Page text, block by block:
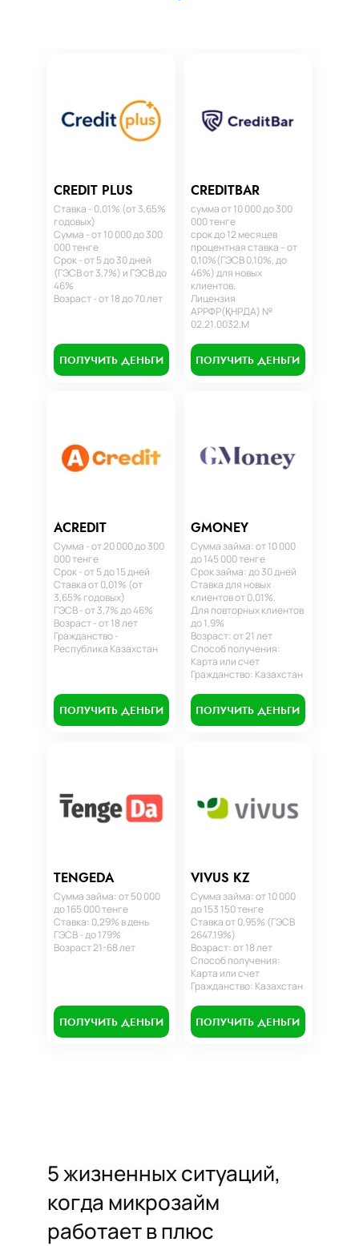
CREDIT PLUS
Ставка - 0,01% (от 3,65%
годовых)
Сумма - от 10 000 до 300
000 тенге
Срок - от 5 до 30 дней
(ГЭСВ от 3,7%) и ГЭСВ до
46%
Возраст - от 18 до 70 лет
ПОЛУЧИТЬ ДЕНЬГИ
CREDITBAR
сумма от 10 000 до 300
000 тенге
срок до 12 месяцев
процентная ставка – от
0,10%(ГЭСВ 0,10%, до
46%) для новых
клиентов.
Лицензия
АРРФР(ҚНРДА) №
02.21.0032.М
ПОЛУЧИТЬ ДЕНЬГИ
ACREDIT
Сумма - от 20 000 до 300
000 тенге
Срок - от 5 до 15 дней
Ставка от 0,01% (от
3,65% годовых)
ГЭСВ - от 3,7% до 46%
Возраст - от 18 лет
Гражданство -
Республика Казахстан
ПОЛУЧИТЬ ДЕНЬГИ
GMONEY
Сумма займа: от 10 000
до 145 000 тенге
Срок займа: до 30 дней
Ставка для новых
клиентов от 0,01%.
Для повторных клиентов
до 1,9%
Возраст: от 21 лет
Способ получения:
Карта или счет
Гражданство: Казахстан
ПОЛУЧИТЬ ДЕНЬГИ
TENGEDA
Сумма займа: от 50 000
до 165 000 тенге
Ставка: 0,29% в день
ГЭСВ - до 179%
Возраст 21-68 лет
ПОЛУЧИТЬ ДЕНЬГИ
VIVUS KZ
Сумма займа: от 10 000
до 153 150 тенге
Ставка от 0,95% (ГЭСВ
2647.19%)
Возраст: от 18 лет
Способ получения:
Карта или счет
Гражданство: Казахстан
ПОЛУЧИТЬ ДЕНЬГИ
5 жизненных ситуаций,
когда микрозайм
работает в плюс